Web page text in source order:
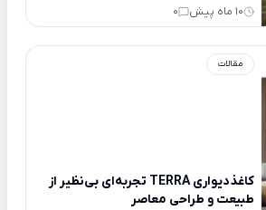
10 ماه پیش 0
مقالات
کاغذدیواری TERRA تجربه‌ای بی‌نظیر از
طبیعت و طراحی معاصر